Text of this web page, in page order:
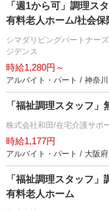
「週1から可」調理ス
有料老人ホーム/社会保
シマダリビングパートナー
ジデンス
時給1,280円～
アルバイト・パート / 神奈
「福祉調理スタッフ
株式会社和田/在宅介護サポ
時給1,177円
アルバイト・パート / 大阪府
「福祉調理スタッフ
有料老人ホーム